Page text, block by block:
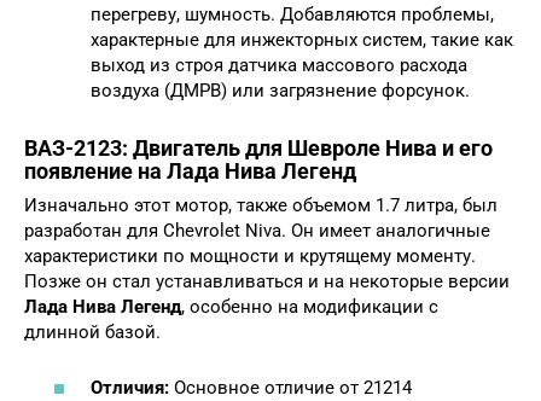
перегреву, шумность. Добавляются проблемы,
характерные для инжекторных систем, такие как
выход из строя датчика массового расхода
воздуха (ДМРВ) или загрязнение форсунок.
ВАЗ-2123: Двигатель для Шевроле Нива и его
появление на Лада Нива Легенд
Изначально этот мотор, также объемом 1.7 литра, был
разработан для Chevrolet Niva. Он имеет аналогичные
характеристики по мощности и крутящему моменту.
Позже он стал устанавливаться и на некоторые версии
Лада Нива Легенд, особенно на модификации с
длинной базой.
Отличия: Основное отличие от 21214